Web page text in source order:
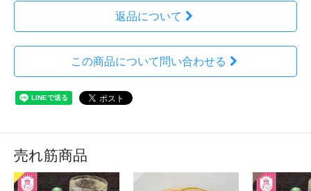
返品について
この商品について問い合わせる
売れ筋商品